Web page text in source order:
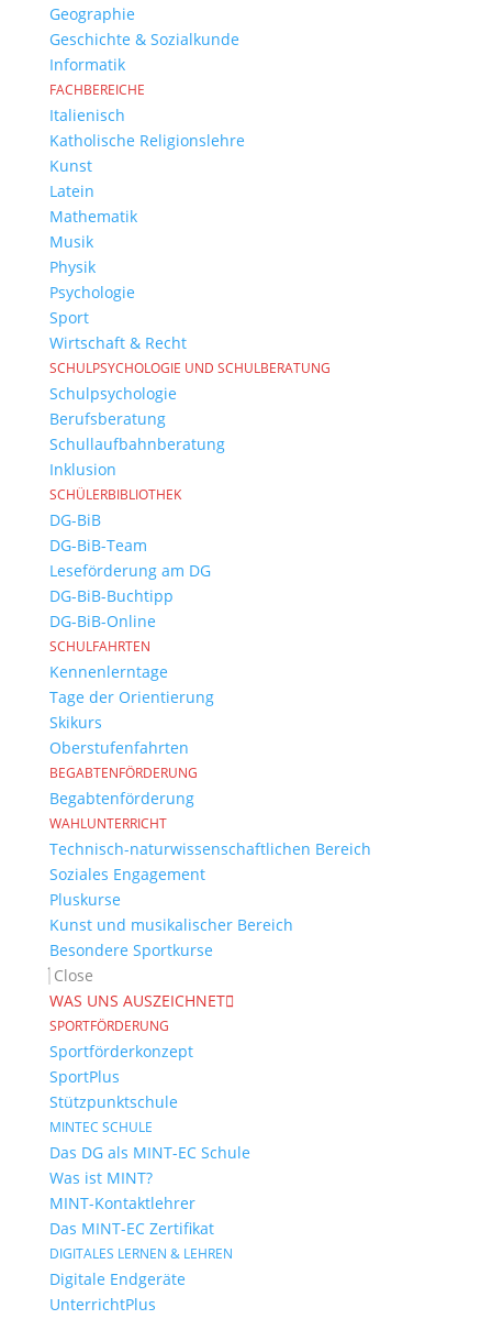
Geographie
Geschichte & Sozialkunde
Informatik
FACHBEREICHE
Italienisch
Katholische Religionslehre
Kunst
Latein
Mathematik
Musik
Physik
Psychologie
Sport
Wirtschaft & Recht
SCHULPSYCHOLOGIE UND SCHULBERATUNG
Schulpsychologie
Berufsberatung
Schullaufbahnberatung
Inklusion
SCHÜLERBIBLIOTHEK
DG-BiB
DG-BiB-Team
Leseförderung am DG
DG-BiB-Buchtipp
DG-BiB-Online
SCHULFAHRTEN
Kennenlerntage
Tage der Orientierung
Skikurs
Oberstufenfahrten
BEGABTENFÖRDERUNG
Begabtenförderung
WAHLUNTERRICHT
Technisch-naturwissenschaftlichen Bereich
Soziales Engagement
Pluskurse
Kunst und musikalischer Bereich
Besondere Sportkurse
Close
WAS UNS AUSZEICHNET
SPORTFÖRDERUNG
Sportförderkonzept
SportPlus
Stützpunktschule
MINTEC SCHULE
Das DG als MINT-EC Schule
Was ist MINT?
MINT-Kontaktlehrer
Das MINT-EC Zertifikat
DIGITALES LERNEN & LEHREN
Digitale Endgeräte
UnterrichtPlus